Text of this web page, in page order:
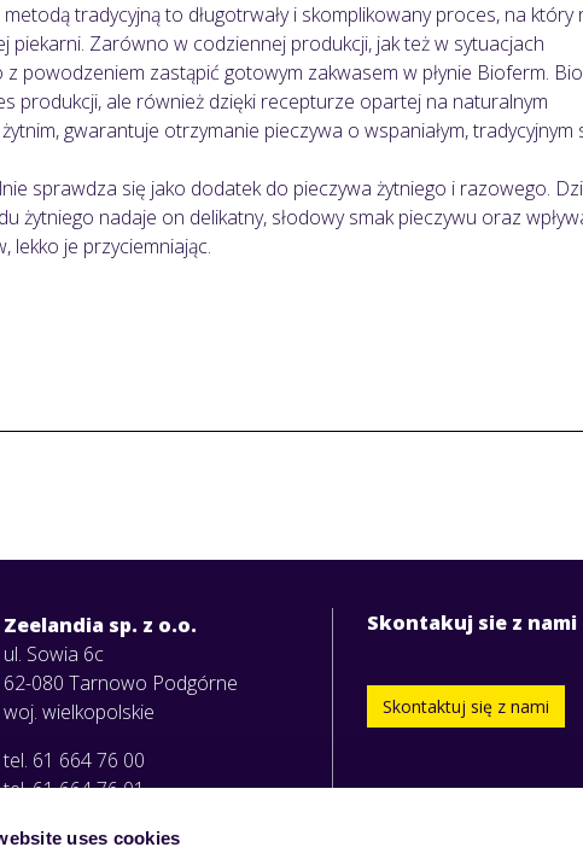
uses cookies
tradycyjną to długotrwały i skomplikowany proces, na który
piekarni. Zarówno w codziennej produkcji, jak też w sytuacjach
powodzeniem zastąpić gotowym zakwasem w płynie Bioferm.
produkcji, ale również dzięki recepturze opartej na naturalnym
gwarantuje otrzymanie pieczywa o wspaniałym, tradycyjnym
sprawdza się jako dodatek do pieczywa żytniego i razowego.
żytniego nadaje on delikatny, słodowy smak pieczywu oraz
lekko je przyciemniając.
Zeelandia sp. z o.o.
ul. Sowia 6c
62-080 Tarnowo Podgórne
woj. wielkopolskie
tel. 61 664 76 00
tel. 61 664 76 01
info@zeelandia.pl
Skontakuj sie z nami
Skontaktuj się z nami